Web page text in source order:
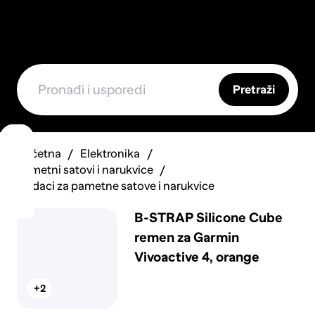
Pretraži
Početna
Elektronika
Pametni satovi i narukvice
Dodaci za pametne satove i narukvice
+2
B-STRAP Silicone Cube
remen za Garmin
Vivoactive 4, orange